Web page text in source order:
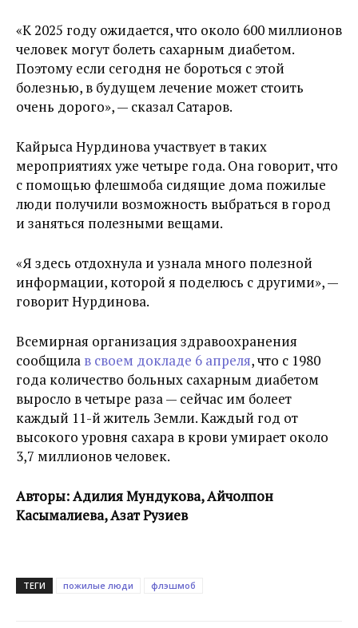
«К 2025 году ожидается, что около 600 миллионов
человек могут болеть сахарным диабетом.
Поэтому если сегодня не бороться с этой
болезнью, в будущем лечение может стоить
очень дорого», — сказал Сатаров.
Кайрыса Нурдинова участвует в таких
мероприятиях уже четыре года. Она говорит, что
с помощью флешмоба сидящие дома пожилые
люди получили возможность выбраться в город
и заняться полезными вещами.
«Я здесь отдохнула и узнала много полезной
информации, которой я поделюсь с другими», —
говорит Нурдинова.
Всемирная организация здравоохранения
сообщила в своем докладе 6 апреля, что с 1980
года количество больных сахарным диабетом
выросло в четыре раза — сейчас им болеет
каждый 11-й житель Земли. Каждый год от
высокого уровня сахара в крови умирает около
3,7 миллионов человек.
Авторы: Адилия Мундукова, Айчолпон
Касымалиева, Азат Рузиев
ТЕГИ пожилые люди флэшмоб